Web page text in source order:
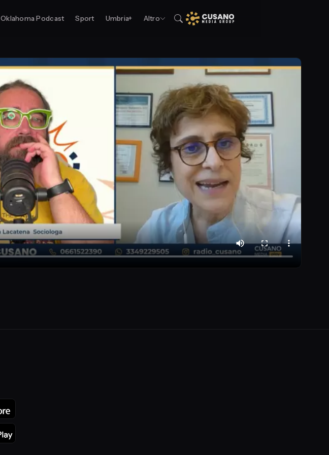
Oklahoma Podcast Sport Umbria+ Altro